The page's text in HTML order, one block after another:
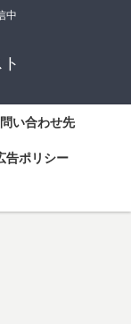
中
い合わせ先
告ポリシー